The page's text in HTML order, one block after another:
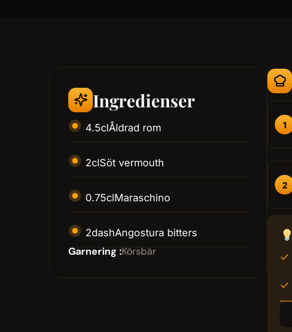
Ingredienser
4.5clÅldrad rom
2clSöt vermouth
0.75clMaraschino
2dashAngostura bitters
Garnering :Körsbär